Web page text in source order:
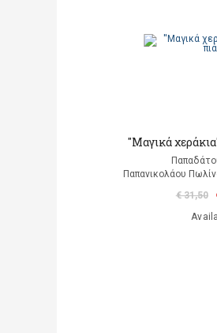
''Mαγικά
Παπανικολάου
€ 31,50